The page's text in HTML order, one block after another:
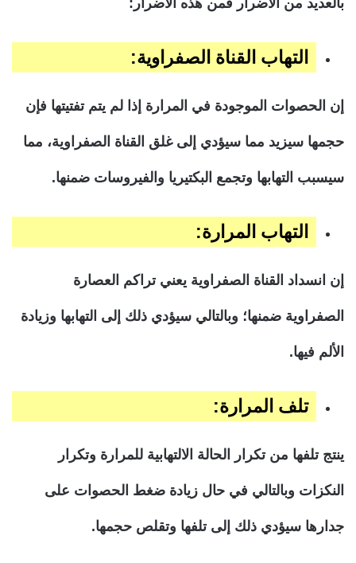
التهاب القناة الصفراوية:
إن الحصوات الموجودة في المرارة إذا لم يتم تفتيتها فإن
حجمها سيزيد مما سيؤدي إلى غلق القناة الصفراوية، مما
سيسبب التهابها وتجمع البكتيريا والفيروسات ضمنها.
التهاب المرارة:
إن انسداد القناة الصفراوية يعني تراكم العصارة
الصفراوية ضمنها؛ وبالتالي سيؤدي ذلك إلى التهابها وزيادة
الألم فيها.
تلف المرارة:
ينتج تلفها من تكرار الحالة الالتهابية للمرارة وتكرار
النكزات وبالتالي في حال زيادة ضغط الحصوات على
جدارها سيؤدي ذلك إلى تلفها وتقلص حجمها.